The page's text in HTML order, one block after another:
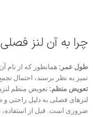
چرا به آن لنز
طول عمر: همانطور که از نام
تمیز به نظر برسند، احتمال
تعویض منظم: تعویض منظم
لنزهای فصلی به دلیل راحتی و
ضروری است. قبل از استفاده،